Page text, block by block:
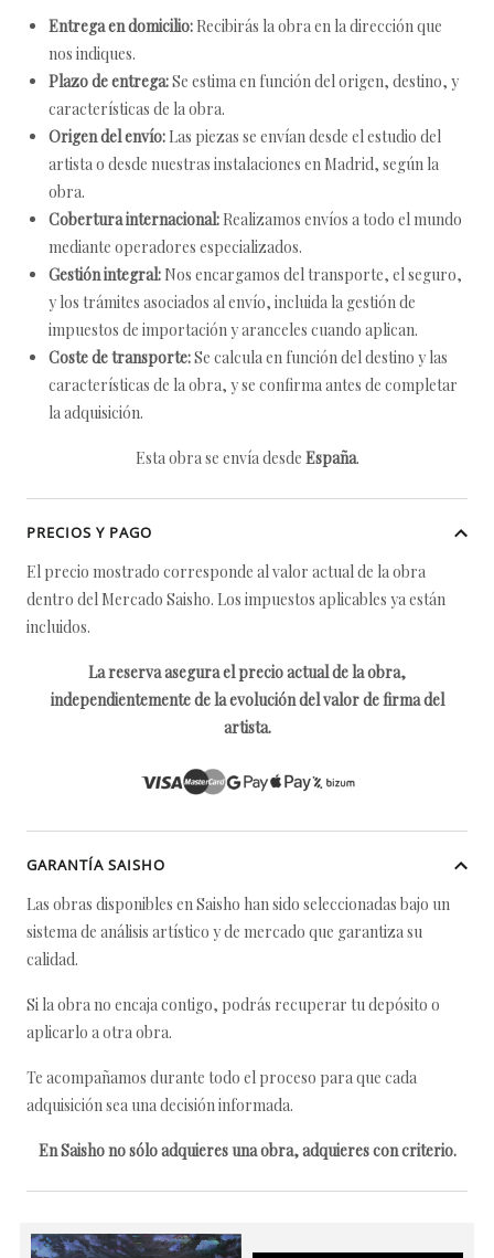
Entrega en domicilio: Recibirás la obra en la dirección que
nos indiques.
Plazo de entrega:Se estima en función del origen, destino, y
características de la obra.
Origen del envío: Las piezas se envían desde el estudio del
artista o desde nuestras instalaciones en Madrid, según la
obra.
Cobertura internacional: Realizamos envíos a todo el mundo
mediante operadores especializados.
Gestión integral: Nos encargamos del transporte, el seguro,
y los trámites asociados al envío, incluida la gestión de
impuestos de importación y aranceles cuando aplican.
Coste de transporte:Se calcula en función del destino y las
características de la obra, y se confirma antes de completar
la adquisición.
Esta obra se envía desde España.
PRECIOS Y PAGO
El precio mostrado corresponde al valor actual de la obra
dentro del Mercado Saisho. Los impuestos aplicables ya están
incluidos.
La reserva asegura el precio actual de la obra,
independientemente de la evolución del valor de firma del
artista.
GARANTÍA SAISHO
Las obras disponibles en Saisho han sido seleccionadas bajo un
sistema de análisis artístico y de mercado que garantiza su
calidad.
Si la obra no encaja contigo, podrás recuperar tu depósito o
aplicarlo a otra obra.
Te acompañamos durante todo el proceso para que cada
adquisición sea una decisión informada.
En Saisho no sólo adquieres una obra, adquieres con criterio.